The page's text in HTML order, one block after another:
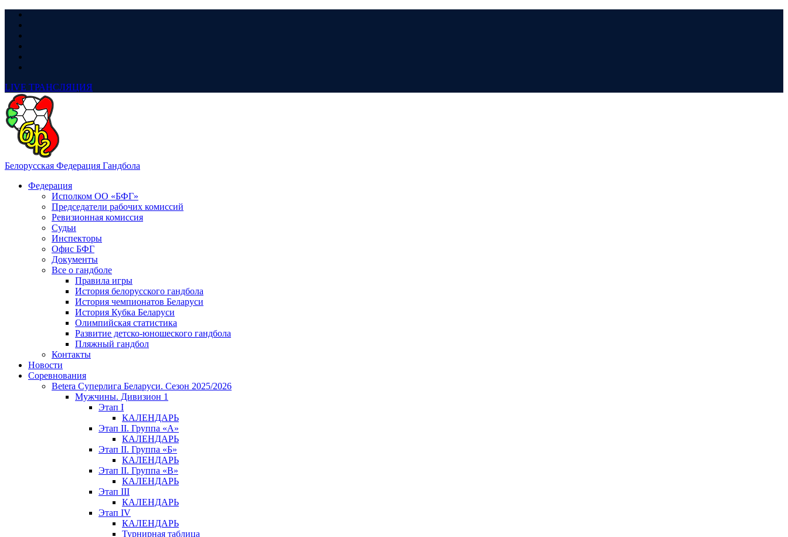
LIVE ТРАНСЛЯЦИЯ
Белорусская Федерация Гандбола
Федерация
Исполком ОО «БФГ»
Председатели рабочих комиссий
Ревизионная комиссия
Судьи
Инспекторы
Офис БФГ
Документы
Все о гандболе
Правила игры
История белорусского гандбола
История чемпионатов Беларуси
История Кубка Беларуси
Олимпийская статистика
Развитие детско-юношеского гандбола
Пляжный гандбол
Контакты
Новости
Соревнования
Betera Суперлига Беларуси. Сезон 2025/2026
Мужчины. Дивизион 1
Этап I
КАЛЕНДАРЬ
Этап II. Группа «А»
КАЛЕНДАРЬ
Этап II. Группа «Б»
КАЛЕНДАРЬ
Этап II. Группа «В»
КАЛЕНДАРЬ
Этап III
КАЛЕНДАРЬ
Этап IV
КАЛЕНДАРЬ
Турнирная таблица